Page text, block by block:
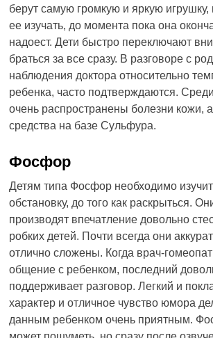
берут самую громкую и яркую игрушку,
ее изучать, до момента пока она
надоест. Дети быстро переключают
браться за все сразу. В разговоре с
наблюдения доктора относительно
ребенка, часто подтверждаются.
очень распространены болезни кожи,
средства на базе Сульфура.
Фосфор
Детям типа Фосфор необходимо
обстановку, до того как раскрыться.
производят впечатление довольно
робких детей. Почти всегда они
отлично сложены. Когда врач-
общение с ребенком, последний
поддерживает разговор. Легкий и
характер и отличное чувство юмора
данным ребенком очень приятным.